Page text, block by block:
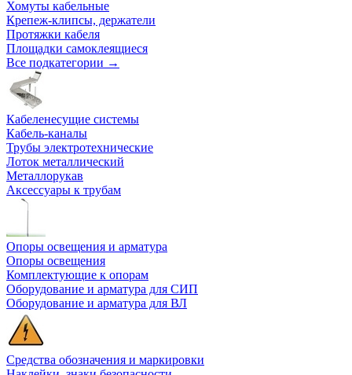
Хомуты кабельные
Крепеж-клипсы, держатели
Протяжки кабеля
Площадки самоклеящиеся
Все подкатегории →
Кабеленесущие системы
Кабель-каналы
Трубы электротехнические
Лоток металлический
Металлорукав
Аксессуары к трубам
Опоры освещения и арматура
Опоры освещения
Комплектующие к опорам
Оборудование и арматура для СИП
Оборудование и арматура для ВЛ
Средства обозначения и маркировки